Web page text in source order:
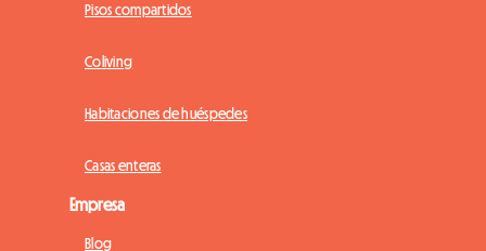
Pisos compartidos
Coliving
Habitaciones de huéspedes
Casas enteras
Empresa
Blog